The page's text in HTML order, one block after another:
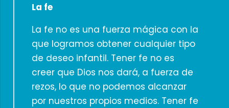
La fe
La fe no es una fuerza mágica con la
que logramos obtener cualquier tipo
de deseo infantil. Tener fe no es
creer que Dios nos dará, a fuerza de
rezos, lo que no podemos alcanzar
por nuestros propios medios. Tener fe